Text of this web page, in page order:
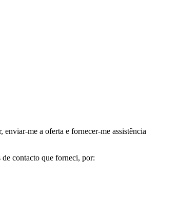
me a oferta e fornecer-me assistência
contacto que forneci, por: